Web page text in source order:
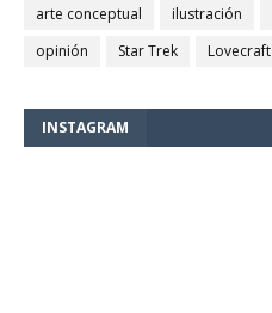
arte conceptual
ilustración
opinión
Star Trek Lovecraft
INSTAGRAM